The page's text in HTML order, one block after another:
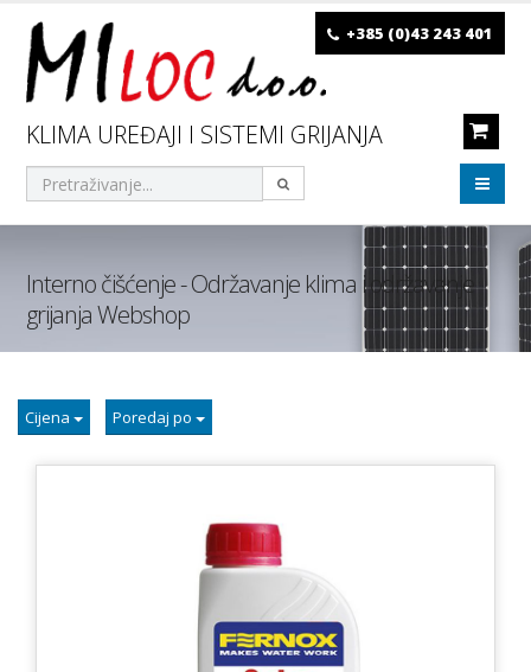
KLIMA UREĐAJI I SISTEMI GRIJANJA
+385 (0)43 243 401
Interno čišćenje - Održavanje klima i održavanje
grijanja Webshop
Cijena Poredaj po